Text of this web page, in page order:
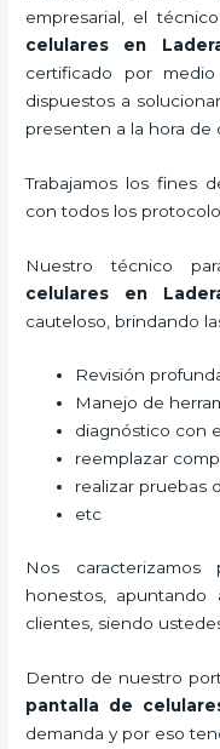
empresarial, el
celulares en
certificado por
dispuestos a
presenten a la hora de
Trabajamos los fines
con todos los
Nuestro técnico
celulares en
cauteloso, brindando
Revisión
Manejo de
diagnóstico con
reemplazar
realizar pruebas
etc
Nos
honestos,
clientes, siendo
Dentro de nuestro
pantalla de
demanda y por eso